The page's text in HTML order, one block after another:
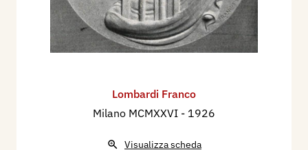
Lombardi Franco
Milano MCMXXVI - 1926
Visualizza scheda